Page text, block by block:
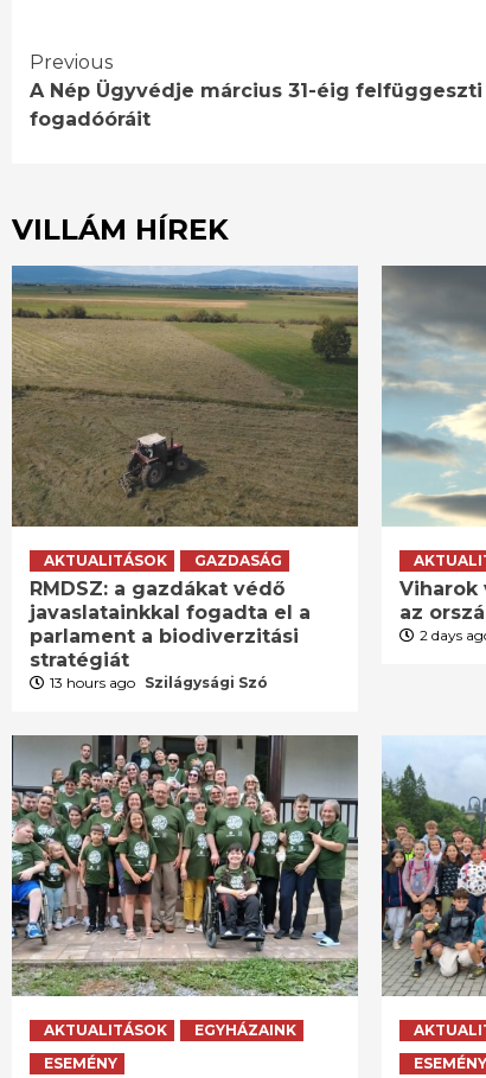
Continue
Reading
Previous
A Nép Ügyvédje március 31-éig felfüggeszti
fogadóóráit
VILLÁM HÍREK
AKTUALITÁSOK GAZDASÁG
RMDSZ: a gazdákat védő
javaslatainkkal fogadta el a
parlament a biodiverzitási
stratégiát
13 hours ago Szilágysági Szó
Viharok
az
2 days
AKTUALITÁSOK
EGYHÁZAINK
ESEMÉNY
ESEMÉNY